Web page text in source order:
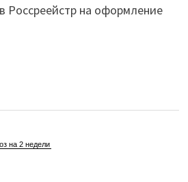
Россреейстр на оформление